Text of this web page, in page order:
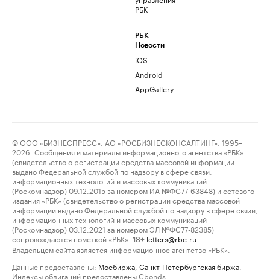
РБК
РБК
Новости
iOS
Android
AppGallery
© ООО «БИЗНЕСПРЕСС», АО «РОСБИЗНЕСКОНСАЛТИНГ», 1995–
2026. Сообщения и материалы информационного агентства «РБК»
(свидетельство о регистрации средства массовой информации
выдано Федеральной службой по надзору в сфере связи,
информационных технологий и массовых коммуникаций
(Роскомнадзор) 09.12.2015 за номером ИА №ФС77-63848) и сетевого
издания «РБК» (свидетельство о регистрации средства массовой
информации выдано Федеральной службой по надзору в сфере связи,
информационных технологий и массовых коммуникаций
(Роскомнадзор) 03.12.2021 за номером ЭЛ №ФС77-82385)
сопровождаются пометкой «РБК».
18+ letters@rbc.ru
Владельцем сайта является информационное агентство «РБК».
Данные предоставлены: Мосбиржа Санкт-Петербургская биржа
Индексы облигаций предоставлены Cbonds.